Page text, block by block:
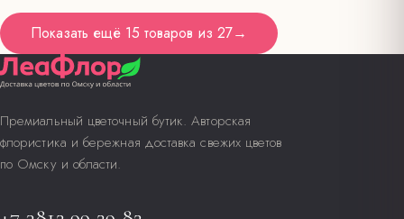
Показать ещё 15 товаров из 27→
Премиальный цветочный бутик. Авторская
флористика и бережная доставка свежих цветов
по Омску и области.